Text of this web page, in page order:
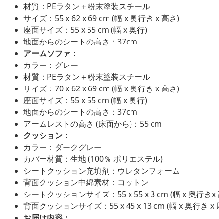
材質：PEラタン＋粉末塗装スチール
サイズ：55 x 62 x 69 cm (幅 x 奥行き x 高さ)
座面サイズ：55 x 55 cm (幅 x 奥行)
地面からのシートの高さ：37cm
アームソファ：
カラー：グレー
材質：PEラタン＋粉末塗装スチール
サイズ：70 x 62 x 69 cm (幅 x 奥行き x 高さ)
座面サイズ：55 x 55 cm (幅 x 奥行)
地面からのシートの高さ：37cm
アームレストの高さ (床面から)：55 cm
クッション：
カラー：ダークグレー
カバー材質：生地 (100％ ポリエステル)
シートクッション充填剤：ウレタンフォーム
背面クッション中綿素材：コットン
シートクッションサイズ：55 x 55 x 3 cm (幅 x 奥行きx
背面クッションサイズ：55 x 45 x 13 cm (幅 x 奥行き x